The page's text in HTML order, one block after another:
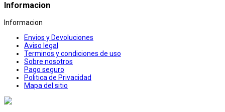
Informacion
Informacion
Envios y Devoluciones
Aviso legal
Terminos y condiciones de uso
Sobre nosotros
Pago seguro
Politica de Privacidad
Mapa del sitio